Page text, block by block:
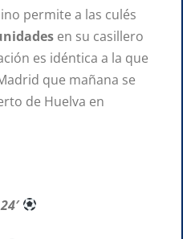
permite a las culés
en su casillero
es idéntica a la que
que mañana se
de Huelva en